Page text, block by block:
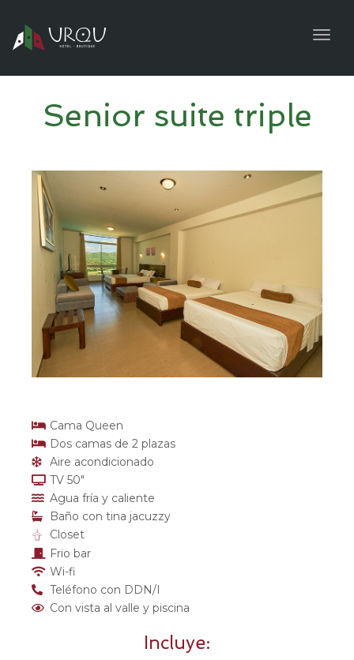
Senior suite triple
Cama Queen
Dos camas de 2 plazas
Aire acondicionado
TV 50"
Agua fría y caliente
Baño con tina jacuzzy
Closet
Frio bar
Wi-fi
Teléfono con DDN/I
Con vista al valle y piscina
Incluye: